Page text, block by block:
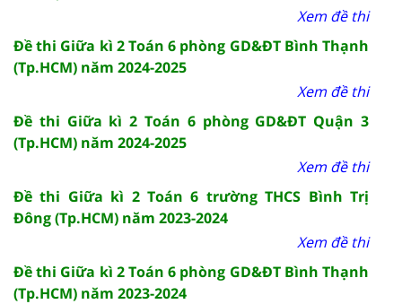
Xem đề thi
Đề thi Giữa kì 2 Toán 6 phòng GD&ĐT Bình Thạnh
(Tp.HCM) năm 2024-2025
Xem đề thi
Đề thi Giữa kì 2 Toán 6 phòng GD&ĐT Quận 3
(Tp.HCM) năm 2024-2025
Xem đề thi
Đề thi Giữa kì 2 Toán 6 trường THCS Bình Trị
Đông (Tp.HCM) năm 2023-2024
Xem đề thi
Đề thi Giữa kì 2 Toán 6 phòng GD&ĐT Bình Thạnh
(Tp.HCM) năm 2023-2024